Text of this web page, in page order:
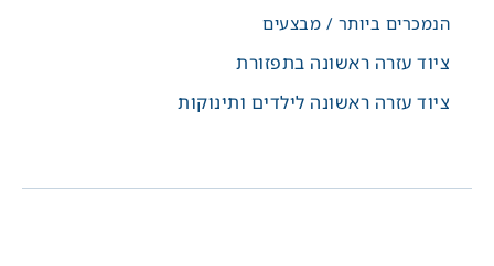
הנמכרים ביותר / מבצעים
ציוד עזרה ראשונה בתפזורת
ציוד עזרה ראשונה לילדים ותינוקות